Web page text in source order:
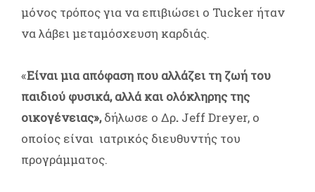
μόνος τρόπος για να επιβιώσει ο Tucker ήταν
να λάβει μεταμόσχευση καρδιάς.
«Είναι μια απόφαση που αλλάζει τη ζωή του
παιδιού φυσικά, αλλά και ολόκληρης της
οικογένειας»,δήλωσε ο Δρ. Jeff Dreyer, ο
οποίος είναι ιατρικός διευθυντής του
προγράμματος.